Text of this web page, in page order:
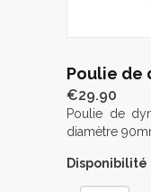
Poulie de
€29.90
Poulie de
diamètre
Disponibilité